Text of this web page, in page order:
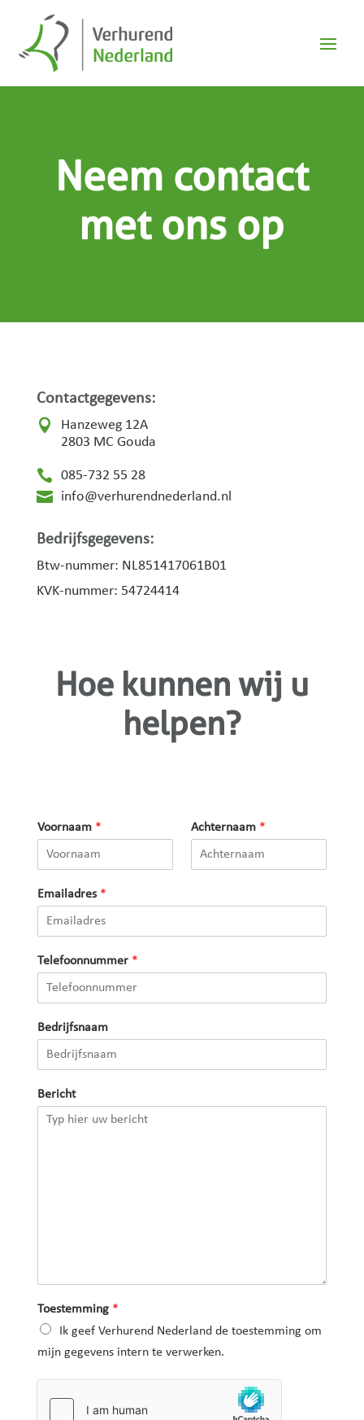
Neem contact
met ons op
Contactgegevens:

Hanzeweg 12A
2803 MC Gouda
 085-732 55 28
 info@verhurendnederland.nl
Bedrijfsgegevens:
Btw-nummer: NL851417061B01
KVK-nummer: 54724414
Hoe kunnen wij u
helpen?
Voornaam * Achternaam *
Emailadres *
Telefoonnummer *
Bedrijfsnaam
Bericht
Toestemming *
Ik geef Verhurend Nederland de toestemming om
mijn gegevens intern te verwerken.